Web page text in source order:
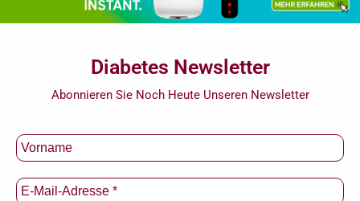
Diabetes Newsletter
Abonnieren Sie Noch Heute Unseren Newsletter